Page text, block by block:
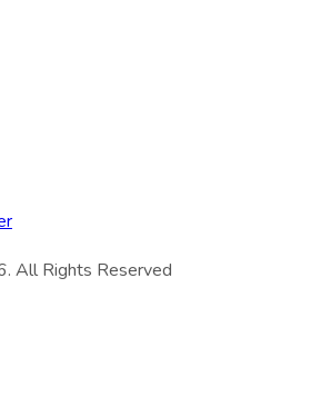
All Rights Reserved